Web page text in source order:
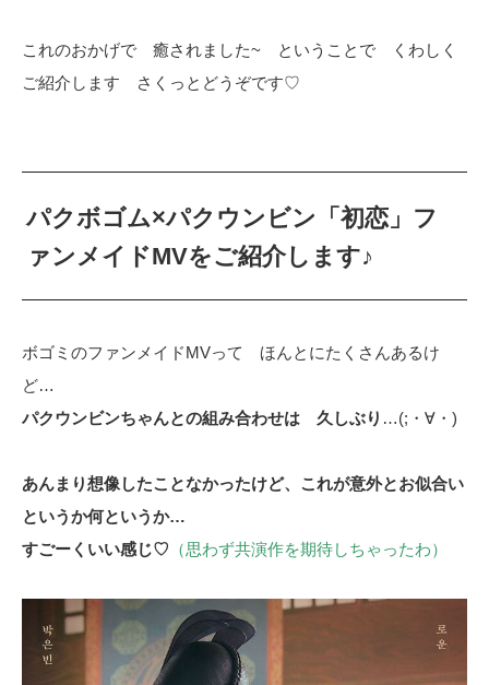
これのおかげで 癒されました~ ということで くわしく
ご紹介します さくっとどうぞです♡
パクボゴム×パクウンビン「初恋」フ
ァンメイドMVをご紹介します♪
ボゴミのファンメイドMVって ほんとにたくさんあるけ
ど…
パクウンビンちゃんとの組み合わせは 久しぶり …(;・∀・)
あんまり想像したことなかったけど、これが意外とお似合い
というか何というか…
すごーくいい感じ♡ （思わず共演作を期待しちゃったわ）